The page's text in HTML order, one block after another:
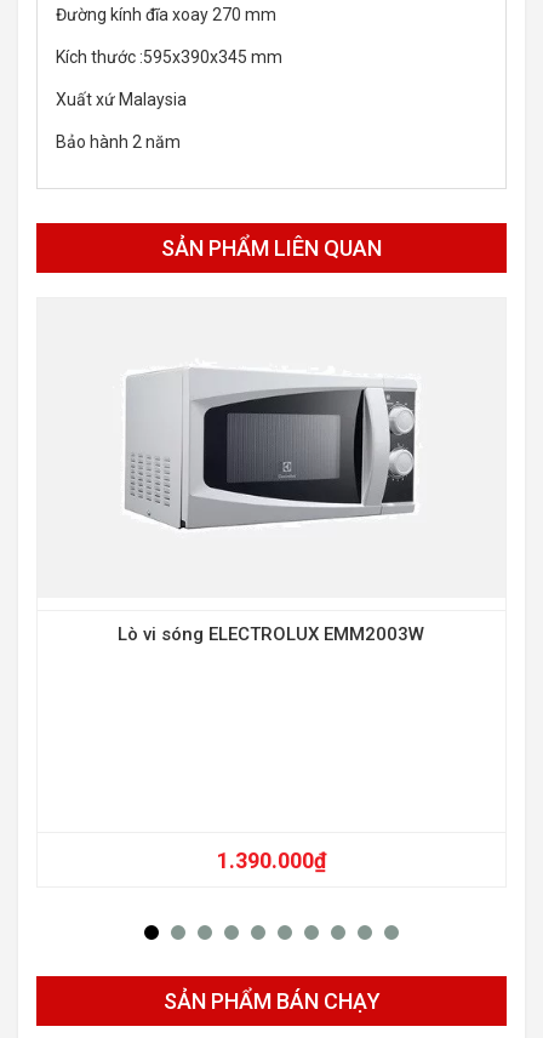
Đường kính đĩa xoay 270 mm
Kích thước :595x390x345 mm
Xuất xứ Malaysia
Bảo hành 2 năm
SẢN PHẨM LIÊN QUAN
Lò vi sóng ELECTROLUX EMM2003W
1.390.000₫
SẢN PHẨM BÁN CHẠY